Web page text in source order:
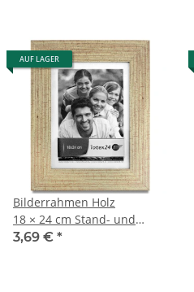
AUF LAGER
Bilderrahmen Holz
18 × 24 cm Stand- und
Wandrahmen mit
3,69 € *